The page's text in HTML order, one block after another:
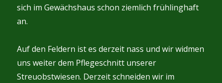
sich im Gewächshaus schon ziemlich frühlinghaft
an.
Auf den Feldern ist es derzeit nass und wir widmen
uns weiter dem Pflegeschnitt unserer
Streuobstwiesen. Derzeit schneiden wir im